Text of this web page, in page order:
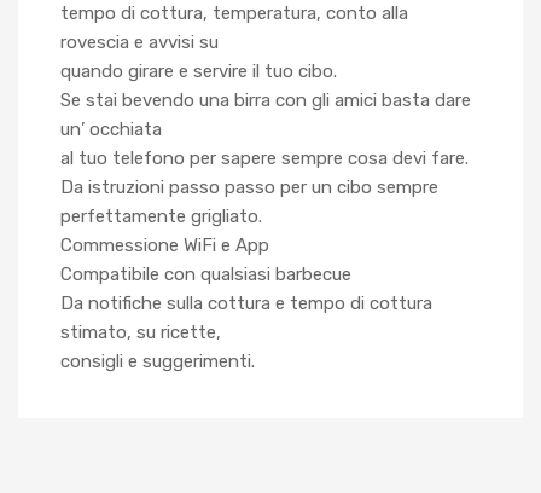
tempo di cottura, temperatura, conto alla
rovescia e avvisi su
quando girare e servire il tuo cibo.
Se stai bevendo una birra con gli amici basta dare
un’ occhiata
al tuo telefono per sapere sempre cosa devi fare.
Da istruzioni passo passo per un cibo sempre
perfettamente grigliato.
Commessione WiFi e App
Compatibile con qualsiasi barbecue
Da notifiche sulla cottura e tempo di cottura
stimato, su ricette,
consigli e suggerimenti.